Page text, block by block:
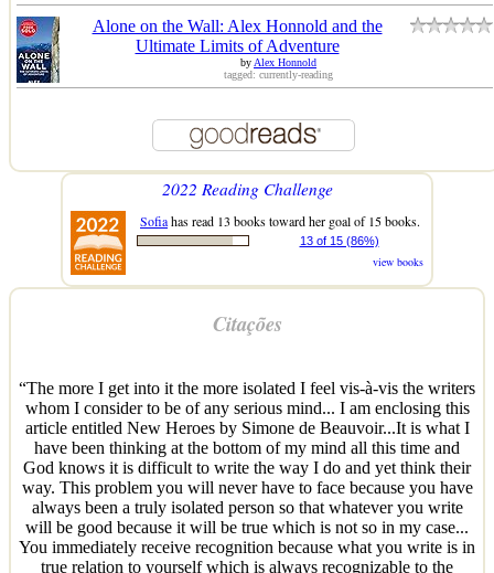
Alone on the Wall: Alex Honnold and the
Ultimate Limits of Adventure
by Alex Honnold
tagged: currently-reading
2022 Reading Challenge
Sofiahas read 13 books toward her goal of 15 books.
13 of 15 (86%)
view books
Citações
“The more I get into it the more isolated I feel vis-à-vis the writers
whom I consider to be of any serious mind... I am enclosing this
article entitled New Heroes by Simone de Beauvoir...It is what I
have been thinking at the bottom of my mind all this time and
God knows it is difficult to write the way I do and yet think their
way. This problem you will never have to face because you have
always been a truly isolated person so that whatever you write
will be good because it will be true which is not so in my case...
You immediately receive recognition because what you write is in
true relation to yourself which is always recognizable to the